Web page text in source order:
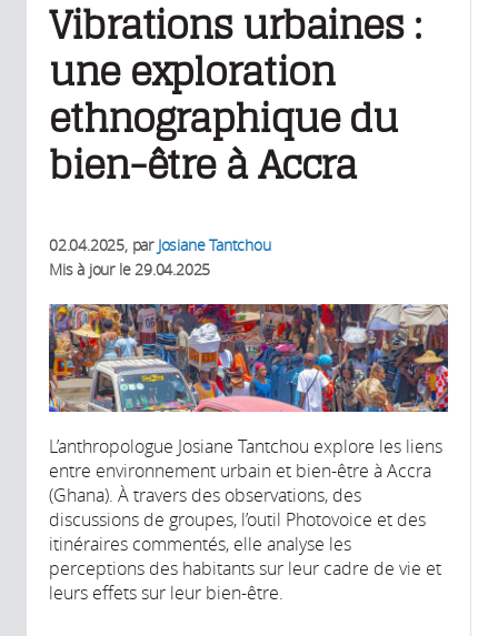
Vibrations urbaines :
une exploration
ethnographique du
bien-être à Accra
02.04.2025, par Josiane Tantchou
Mis à jour le 29.04.2025
L’anthropologue Josiane Tantchou explore les liens
entre environnement urbain et bien-être à Accra
(Ghana). À travers des observations, des
discussions de groupes, l’outil Photovoice et des
itinéraires commentés, elle analyse les
perceptions des habitants sur leur cadre de vie et
leurs effets sur leur bien-être.